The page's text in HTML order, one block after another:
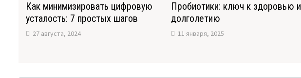
Как минимизировать цифровую
усталость: 7 простых шагов
27 августа, 2024
Пробиотики: ключ к здоровью и
долголетию
11 января, 2025